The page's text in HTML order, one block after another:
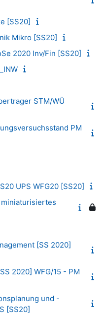
[SS20]
Mikro [SS20]
2020 Inv/Fin [SS20]
STM/WÜ
PM
UPS WFG20 [SS20]
[SS 2020]
2020] WFG/15 - PM
und -
[SS20]